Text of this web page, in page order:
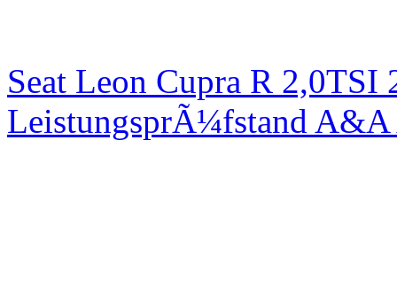
Seat Leon Cupra R
LeistungsprÃ¼fstand